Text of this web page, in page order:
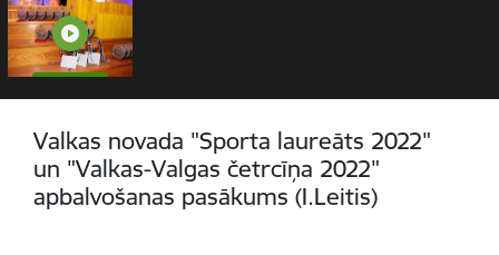
Valkas novada "Sporta laureāts 2022"
un "Valkas-Valgas četrcīņa 2022"
apbalvošanas pasākums (I.Leitis)